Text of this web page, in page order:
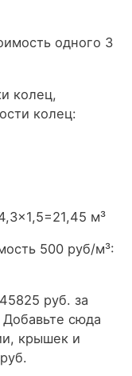
одного 3
колец,
колец:
м³
500 руб/м³:
руб. за
сюда
крышек и